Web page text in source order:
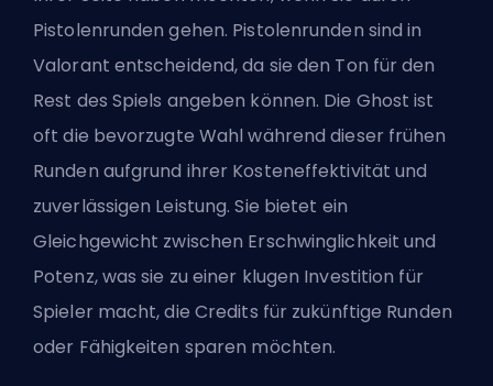
Pistolenrunden gehen. Pistolenrunden sind in
Valorant entscheidend, da sie den Ton für den
Rest des Spiels angeben können. Die Ghost ist
oft die bevorzugte Wahl während dieser frühen
Runden aufgrund ihrer Kosteneffektivität und
zuverlässigen Leistung. Sie bietet ein
Gleichgewicht zwischen Erschwinglichkeit und
Potenz, was sie zu einer klugen Investition für
Spieler macht, die Credits für zukünftige Runden
oder Fähigkeiten sparen möchten.